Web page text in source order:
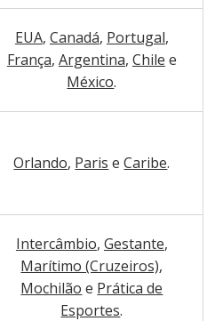
EUA, Canadá, Portugal,
França, Argentina, Chile e
México.
Orlando, Paris e Caribe.
Intercâmbio, Gestante,
Marítimo (Cruzeiros),
Mochilão e Prática de
Esportes.